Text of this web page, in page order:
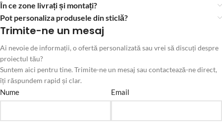
În ce zone livrați și montați?
Pot personaliza produsele din sticlă?
Trimite-ne un mesaj
Ai nevoie de informații, o ofertă personalizată sau vrei să discuți despre
proiectul tău?
Suntem aici pentru tine. Trimite-ne un mesaj sau contactează-ne direct,
îți răspundem rapid și clar.
Nume Email